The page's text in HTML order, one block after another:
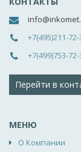
+7(495)211-
+7(499)753-
Перейти в
МЕНЮ
О Компании